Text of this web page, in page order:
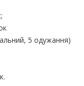
5 одужання)